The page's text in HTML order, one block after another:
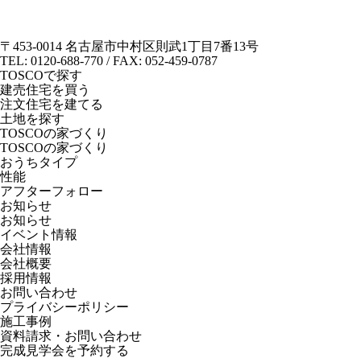
〒453-0014 名古屋市中村区則武1丁目7番13号
TEL: 0120-688-770 / FAX: 052-459-0787
TOSCOで探す
建売住宅を買う
注文住宅を建てる
土地を探す
TOSCOの家づくり
TOSCOの家づくり
おうちタイプ
性能
アフターフォロー
お知らせ
お知らせ
イベント情報
会社情報
会社概要
採用情報
お問い合わせ
プライバシーポリシー
施工事例
資料請求・お問い合わせ
完成見学会を予約する